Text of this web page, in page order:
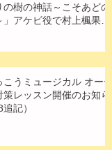
の樹の神話～こそあどの
アケビ役で村上楓果さ
こうミュージカル オーデ
策レッスン開催のお知ら
記）